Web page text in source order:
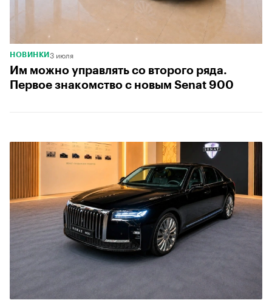
НОВИНКИ 3 июля
Им можно управлять со второго ряда.
Первое знакомство с новым Senat 900